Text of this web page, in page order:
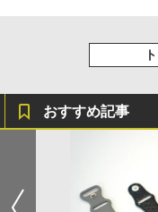
おすすめ記事